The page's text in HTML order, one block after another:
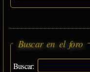
Buscar en el foro
Buscar: